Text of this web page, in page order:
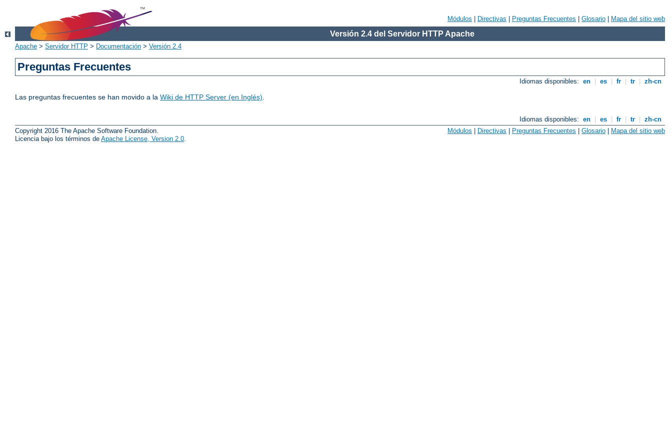
Módulos Directivas Preguntas Frecuentes Glosario Mapa del sitio web
Versión 2.4 del Servidor HTTP Apache
Apache > Servidor HTTP > Documentación > Versión 2.4
Preguntas Frecuentes
Idiomas disponibles: en es fr tr zh-cn
Las preguntas frecuentes se han movido a la Wiki de HTTP Server (en Inglés).
Idiomas disponibles: en es fr tr
zh-cn
Copyright 2016 The Apache Software Foundation.
Licencia bajo los términos de Apache License, Version 2.0
Módulos | Directivas | Preguntas Frecuentes | Glosario | Mapa del sitio web